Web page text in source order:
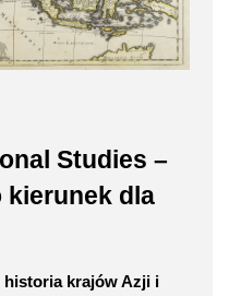
Studies –
kierunek dla
historia krajów Azji i